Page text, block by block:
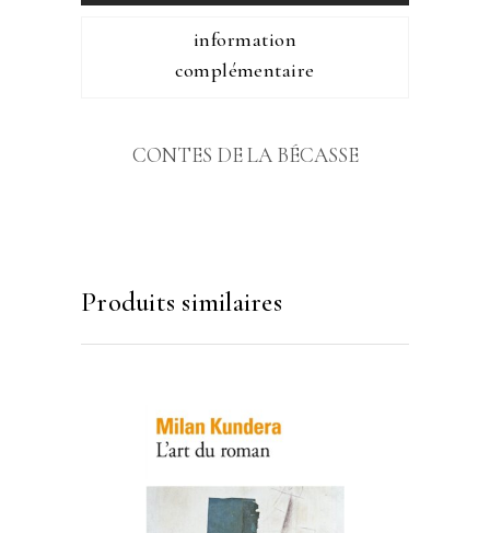
information
complémentaire
CONTES DE LA BÉCASSE
Produits similaires